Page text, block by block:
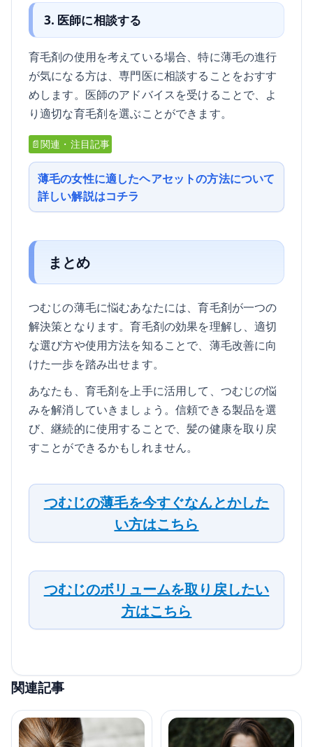
3. 医師に相談する
育毛剤の使用を考えている場合、特に薄毛の進行
が気になる方は、専門医に相談することをおすす
めします。医師のアドバイスを受けることで、よ
り適切な育毛剤を選ぶことができます。
📄関連・注目記事
薄毛の女性に適したヘアセットの方法について
詳しい解説はコチラ
まとめ
つむじの薄毛に悩むあなたには、育毛剤が一つの
解決策となります。育毛剤の効果を理解し、適切
な選び方や使用方法を知ることで、薄毛改善に向
けた一歩を踏み出せます。
あなたも、育毛剤を上手に活用して、つむじの悩
みを解消していきましょう。信頼できる製品を選
び、継続的に使用することで、髪の健康を取り戻
すことができるかもしれません。
つむじの薄毛を今すぐなんとかした
い方はこちら
つむじのボリュームを取り戻したい
方はこちら
関連記事